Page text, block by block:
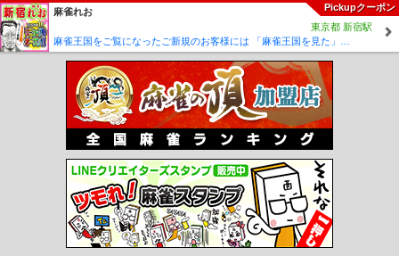
Pickupクーポン
麻雀れお
東京都 新宿駅